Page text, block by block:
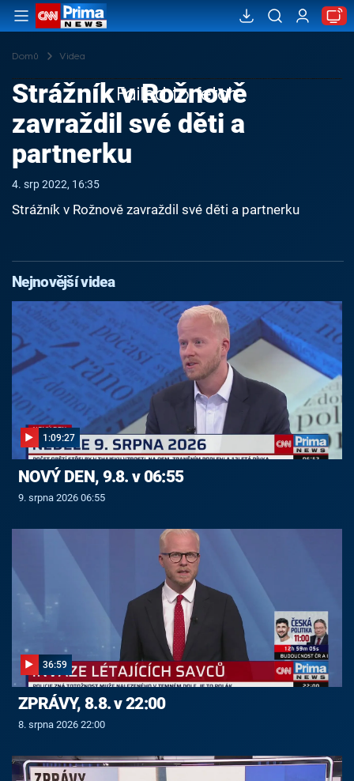
Domů Videa
Failed to fetch
Strážník v Rožnově
zavraždil své děti a
partnerku
4. srp 2022, 16:35
Strážník v Rožnově zavraždil své děti a partnerku
Nejnovější videa
1:09:27
NOVÝ DEN, 9.8. v 06:55
9. srpna 2026 06:55
36:59
ZPRÁVY, 8.8. v 22:00
8. srpna 2026 22:00